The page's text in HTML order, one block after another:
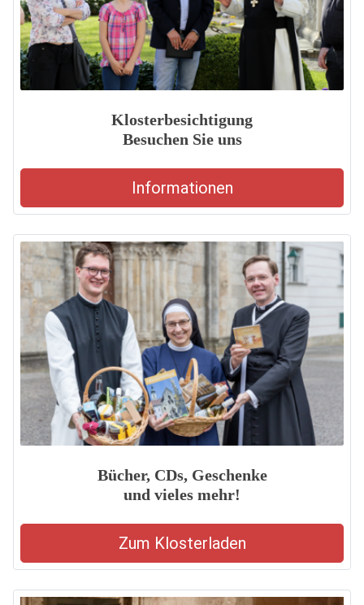
Klosterbesichtigung
Besuchen Sie uns
Informationen
Bücher, CDs, Geschenke
und vieles mehr!
Zum Klosterladen